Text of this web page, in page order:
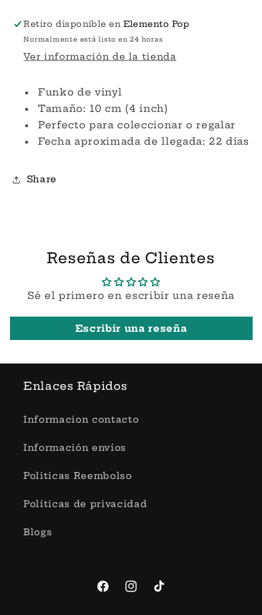
#1394
-
Are
Funko
#1394
Are
Funko
Retiro disponible en Elemento Pop
Normalmente está listo en 24 horas
Ver información de la tienda
Funko de vinyl
Tamaño: 10 cm (4 inch)
Perfecto para coleccionar o regalar
Fecha aproximada de llegada: 22 días
Share
Reseñas de Clientes
Sé el primero en escribir una reseña
Escribir una reseña
Enlaces Rápidos
Informacion contacto
Información envíos
Politicas Reembolso
Políticas de privacidad
Blogs
FacebookInstagram
TikTok